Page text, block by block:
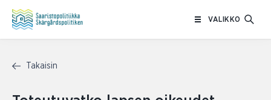
VALIKKO
Takaisin